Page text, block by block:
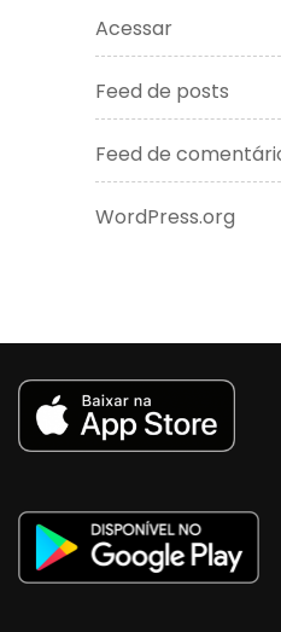
Acessar
Feed de posts
Feed de
WordPress.org